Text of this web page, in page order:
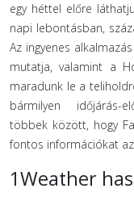
egy héttel előre
napi lebontásban,
Az ingyenes
mutatja, valamint a
maradunk le a
bármilyen időjárás-
többek között, hogy
fontos információkat
1Weather